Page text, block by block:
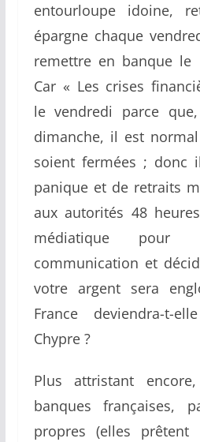
entourloupe idoine,
épargne chaque
remettre en banque le
Car « Les crises
le vendredi parce
dimanche, il est
soient fermées ; donc
panique et de retraits
aux autorités 48
médiatique pour
communication et
votre argent sera
France deviendra-t-
Chypre ?
Plus attristant
banques françaises,
propres (elles prêtent